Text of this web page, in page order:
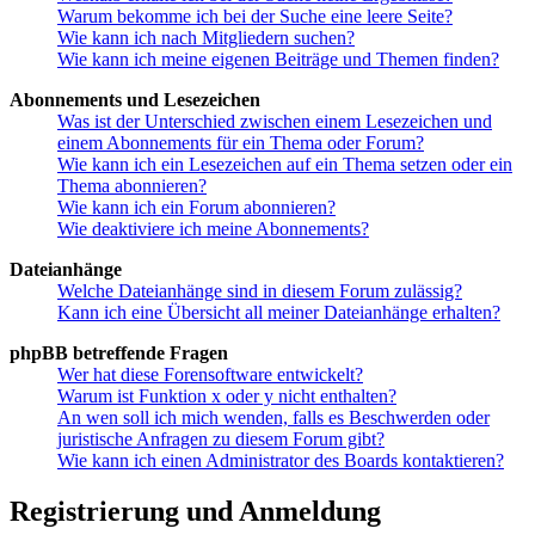
Warum bekomme ich bei der Suche eine leere Seite?
Wie kann ich nach Mitgliedern suchen?
Wie kann ich meine eigenen Beiträge und Themen finden?
Abonnements und Lesezeichen
Was ist der Unterschied zwischen einem Lesezeichen und
einem Abonnements für ein Thema oder Forum?
Wie kann ich ein Lesezeichen auf ein Thema setzen oder ein
Thema abonnieren?
Wie kann ich ein Forum abonnieren?
Wie deaktiviere ich meine Abonnements?
Dateianhänge
Welche Dateianhänge sind in diesem Forum zulässig?
Kann ich eine Übersicht all meiner Dateianhänge erhalten?
phpBB betreffende Fragen
Wer hat diese Forensoftware entwickelt?
Warum ist Funktion x oder y nicht enthalten?
An wen soll ich mich wenden, falls es Beschwerden oder
juristische Anfragen zu diesem Forum gibt?
Wie kann ich einen Administrator des Boards kontaktieren?
Registrierung und Anmeldung